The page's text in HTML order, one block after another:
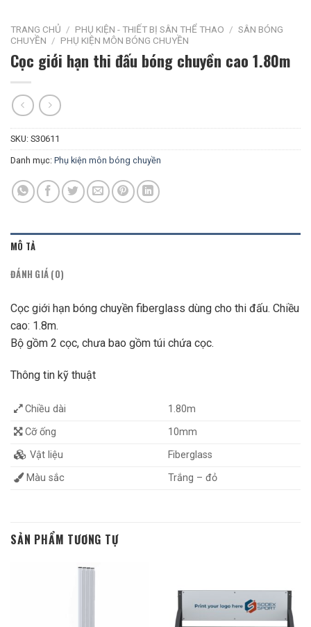
TRANG CHỦ / PHỤ KIỆN - THIẾT BỊ SÂN THỂ THAO / SÂN BÓNG
CHUYỀN / PHỤ KIỆN MÔN BÓNG CHUYỀN
Cọc giới hạn thi đấu bóng chuyền cao 1.80m
SKU: S30611
Danh mục: Phụ kiện môn bóng chuyền
MÔ TẢ
ĐÁNH GIÁ (0)
Cọc giới hạn bóng chuyền fiberglass dùng cho thi đấu. Chiều
cao: 1.8m.
Bộ gồm 2 cọc, chưa bao gồm túi chứa cọc.
Thông tin kỹ thuật
Chiều dài
1.80m
Cỡ ống
10mm
Vật liệu
Fiberglass
Màu sắc
Trắng – đỏ
SẢN PHẨM TƯƠNG TỰ